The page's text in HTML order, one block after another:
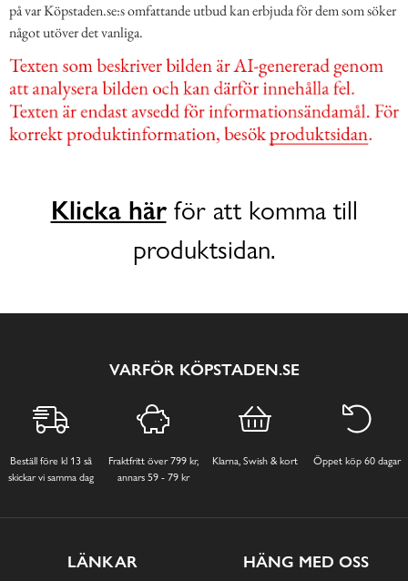
på var Köpstaden.se:s omfattande utbud kan erbjuda för dem som söker
något utöver det vanliga.
Klicka härför att komma till
produktsidan.
VARFÖR KÖPSTADEN.SE
Beställ före kl 13 så
skickar vi samma dag
Fraktfritt över 799 kr,
annars 59 - 79 kr
Klarna, Swish & kort Öppet köp 60 dagar
LÄNKAR HÄNG MED OSS